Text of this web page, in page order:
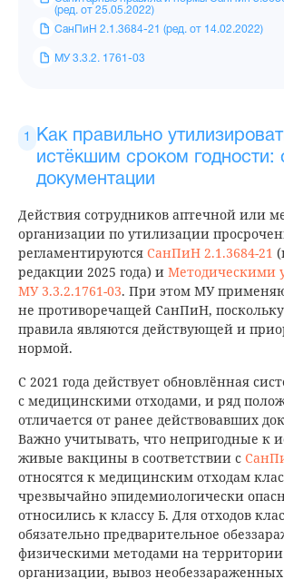
(ред. от 25.05.2022)
СанПиН 2.1.3684-21 (ред. от 14.02.2022)
МУ 3.3.2. 1761-03
Как правильно
истёкшим сроком годности:
документации
Действия сотрудников аптечной или
организации по утилизации
регламентируются СанПиН 2.1.3684-21
редакции 2025 года) и Методическими
МУ 3.3.2.1761-03. При этом МУ
не противоречащей СанПиН,
правила являются действующей и
нормой.
С 2021 года действует обновлённая
с медицинскими отходами, и ряд
отличается от ранее действовавших
Важно учитывать, что непригодные к
живые вакцины в соответствии с
относятся к медицинским отходам
чрезвычайно эпидемиологически
относились к классу Б. Для отходов
обязательно предварительное
физическими методами на
организации, вывоз необеззараженных